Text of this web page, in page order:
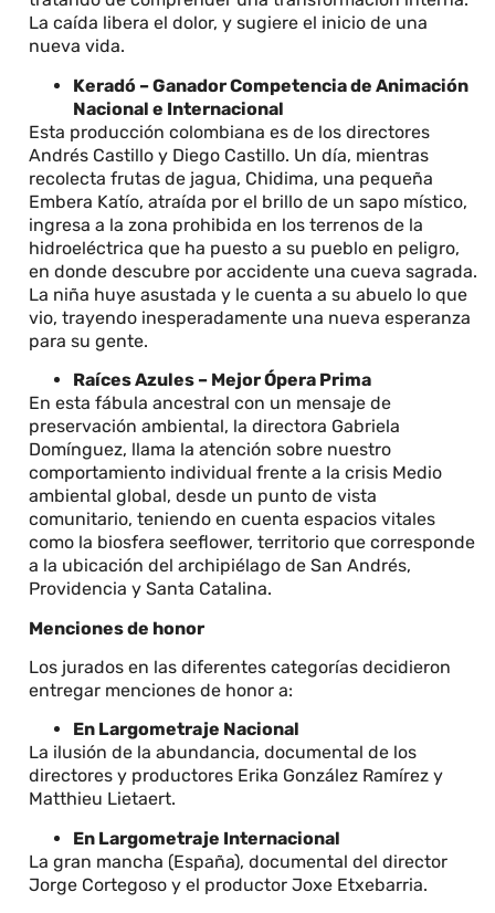
La caída libera el dolor, y sugiere el inicio de una
nueva vida.
Keradó – Ganador Competencia de Animación
Nacional e Internacional
Esta producción colombiana es de los directores
Andrés Castillo y Diego Castillo. Un día, mientras
recolecta frutas de jagua, Chidima, una pequeña
Embera Katío, atraída por el brillo de un sapo místico,
ingresa a la zona prohibida en los terrenos de la
hidroeléctrica que ha puesto a su pueblo en peligro,
en donde descubre por accidente una cueva sagrada.
La niña huye asustada y le cuenta a su abuelo lo que
vio, trayendo inesperadamente una nueva esperanza
para su gente.
Raíces Azules – Mejor Ópera Prima
En esta fábula ancestral con un mensaje de
preservación ambiental, la directora Gabriela
Domínguez, llama la atención sobre nuestro
comportamiento individual frente a la crisis Medio
ambiental global, desde un punto de vista
comunitario, teniendo en cuenta espacios vitales
como la biosfera seeflower, territorio que corresponde
a la ubicación del archipiélago de San Andrés,
Providencia y Santa Catalina.
Menciones de honor
Los jurados en las diferentes categorías decidieron
entregar menciones de honor a:
En Largometraje Nacional
La ilusión de la abundancia, documental de los
directores y productores Erika González Ramírez y
Matthieu Lietaert.
En Largometraje Internacional
La gran mancha (España), documental del director
Jorge Cortegoso y el productor Joxe Etxebarria.